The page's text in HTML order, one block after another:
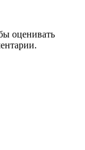
оценивать